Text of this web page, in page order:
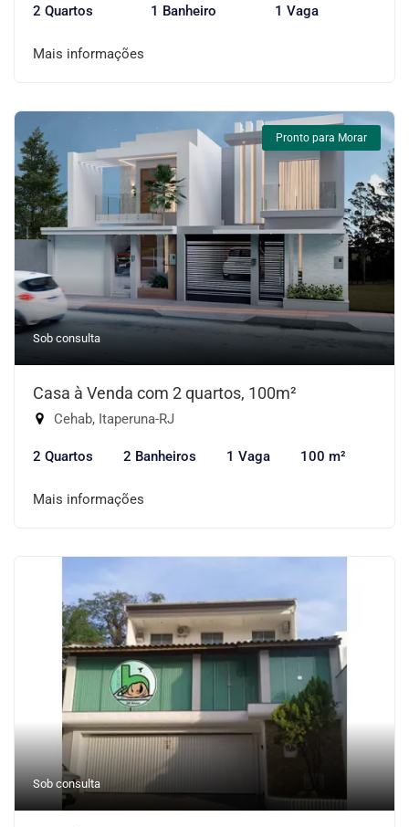
2 Quartos 1 Banheiro 1 Vaga
Mais informações
Pronto para Morar
Sob consulta
Casa à Venda com 2 quartos, 100m²
Cehab, Itaperuna-RJ
2 Quartos 2 Banheiros 1 Vaga 100 m²
Mais informações
Sob consulta